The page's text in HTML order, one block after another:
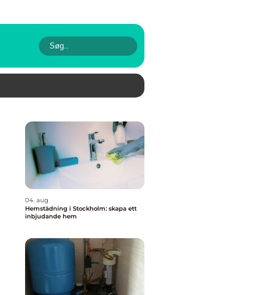
04. aug
Hemstädning i Stockholm: skapa ett
inbjudande hem